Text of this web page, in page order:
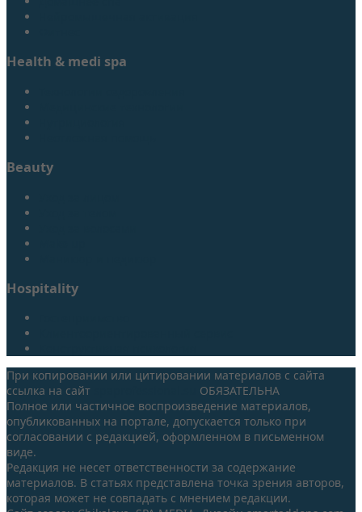
Health & medi spa
Beauty
Hospitality
При копировании или цитировании материалов с сайта
ссылка на сайт
ОБЯЗАТЕЛЬНА
Полное или частичное воспроизведение материалов,
опубликованных на портале, допускается только при
согласовании с редакцией, оформленном в письменном
виде.
Редакция не несет ответственности за содержание
материалов. В статьях представлена точка зрения авторов,
которая может не совпадать с мнением редакции.